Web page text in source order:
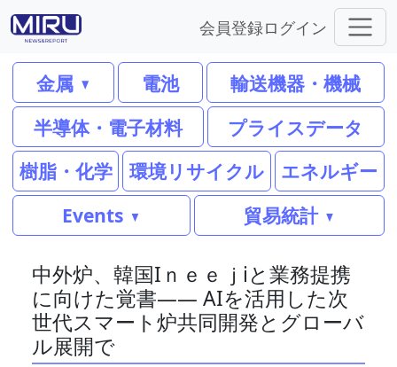
会員登録ログイン
金属 電池
輸送機器・機械
半導体・電子材料
プライスデータ
樹脂・化学
環境リサイクル
エネルギー
Events
貿易統計
中外炉、韓国Iｎｅｅｊiと業務提携
に向けた覚書―― AIを活用した次
世代スマート炉共同開発とグローバ
ル展開で